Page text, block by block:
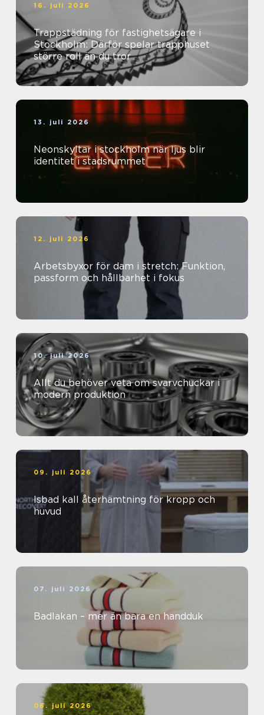
16. juli 2026
Trappstädning för fastighetsägare i
Stockholm: Därför spelar trapphuset
större roll än du tror
13. juli 2026
Neonskyltar i stockholm när ljus blir
identitet i stadsrummet
12. juli 2026
Arbetsbyxor för dam i stretch: Funktion,
passform och hållbarhet i fokus
10. juli 2026
Allt du behöver veta om svarvchuckar i
modern produktion
09. juli 2026
Isbad kall återhämtning för kropp och
huvud
07. juli 2026
Badlakan – mer än bara en handduk
06. juli 2026